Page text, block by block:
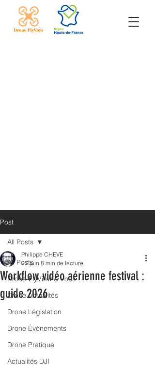
Post
All Posts
Drone-FlyView & Vous
Drone Actualités
Drone Législation
Drone Évènements
Drone Pratique
Actualités DJI
All Posts
Workflow vidéo aérienne festival :
guide 2026
Philippe CHEVE
27 juin 8 min de lecture